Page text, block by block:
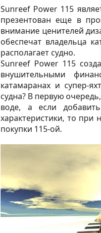
Sunreef Power 115
презентован еще в
внимание ценителей
обеспечат владельца
располагает судно.
Sunreef Power 115
внушительными
катамаранах и супер-
судна? В первую
воде, а если
характеристики, то при
покупки 115-ой.